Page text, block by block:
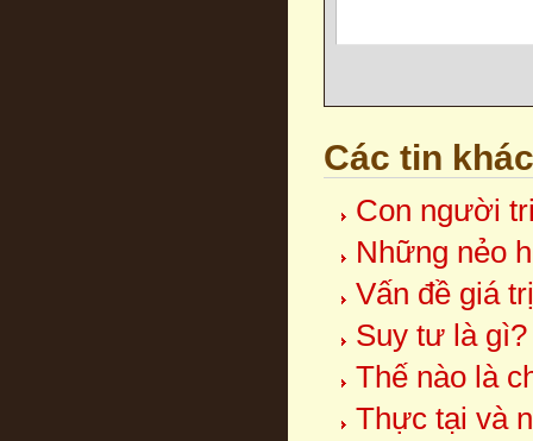
Các tin khác
Con người
Những nẻo
Vấn đề giá
Suy tư là gì?
Thế nào là
Thực tại và